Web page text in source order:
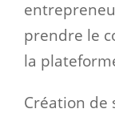
prendre le
la
Création de